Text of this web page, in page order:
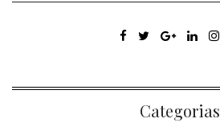
Categorias